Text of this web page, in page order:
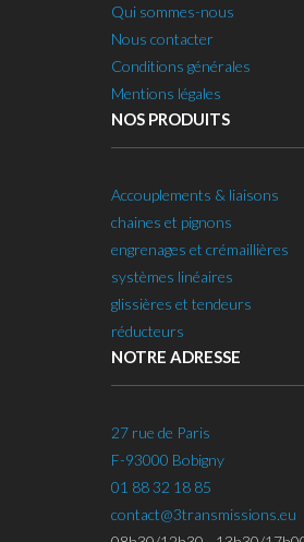
Qui sommes-nous
Nous contacter
Conditions générales
Mentions légales
NOS PRODUITS
Accouplements & liaisons
chaines et pignons
engrenages et crémaillières
systèmes linéaires
glissières et tendeurs
réducteurs
NOTRE ADRESSE
27 rue de Paris
F-93000 Bobigny
01 88 32 18 85
contact@3transmissions.eu